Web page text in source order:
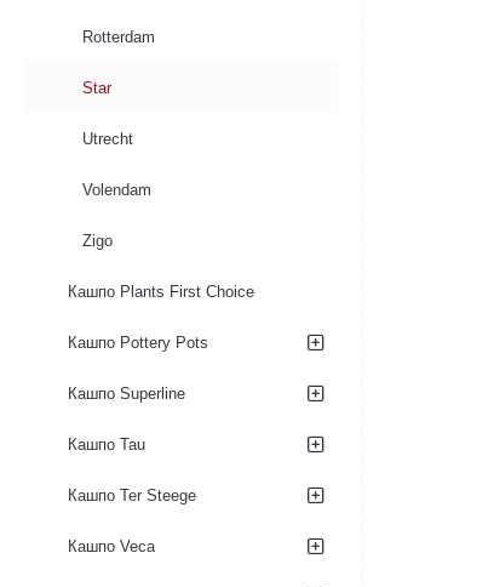
Rotterdam
Star
Utrecht
Volendam
Zigo
Кашпо Plants First Choice
Кашпо Pottery Pots
Кашпо Superline
Кашпо Tau
Кашпо Ter Steege
Кашпо Veca